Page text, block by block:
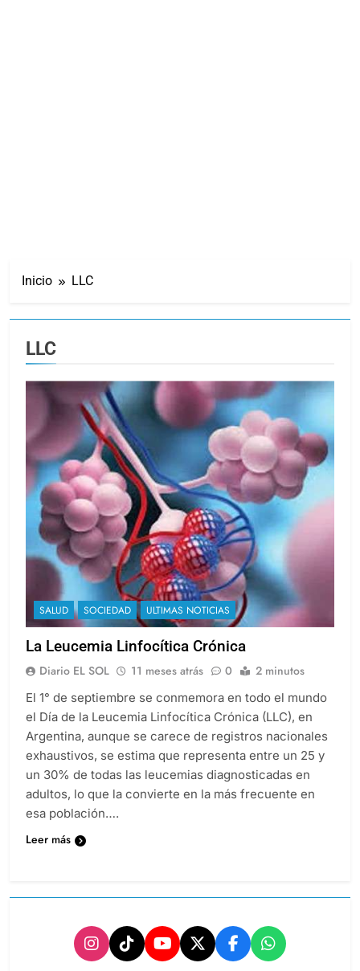
Inicio LLC
LLC
SALUD SOCIEDAD ULTIMAS NOTICIAS
La Leucemia Linfocítica Crónica
Diario EL SOL 11 meses atrás 0 2 minutos
El 1° de septiembre se conmemora en todo el mundo
el Día de la Leucemia Linfocítica Crónica (LLC), en
Argentina, aunque se carece de registros nacionales
exhaustivos, se estima que representa entre un 25 y
un 30% de todas las leucemias diagnosticadas en
adultos, lo que la convierte en la más frecuente en
esa población….
Leer más